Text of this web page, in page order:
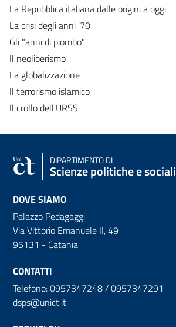
La Repubblica italiana dalle origini a oggi
La crisi degli anni '70
Gli "anni di piombo"
Il neoliberismo
La globalizzazione
Il terrorismo islamico
Il crollo dell'URSS
DIPARTIMENTO DI
Scienze politiche e sociali
DOVE SIAMO
Palazzo Pedagaggi
Via Vittorio Emanuele II, 49
95131 - Catania
CONTATTI
Telefono: 0957347248 / 0957347291
dsps@unict.it